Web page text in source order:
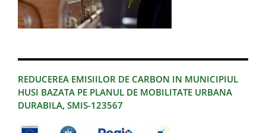
REDUCEREA EMISIILOR DE CARBON IN MUNICIPIUL
HUSI BAZATA PE PLANUL DE MOBILITATE URBANA
DURABILA, SMIS-123567